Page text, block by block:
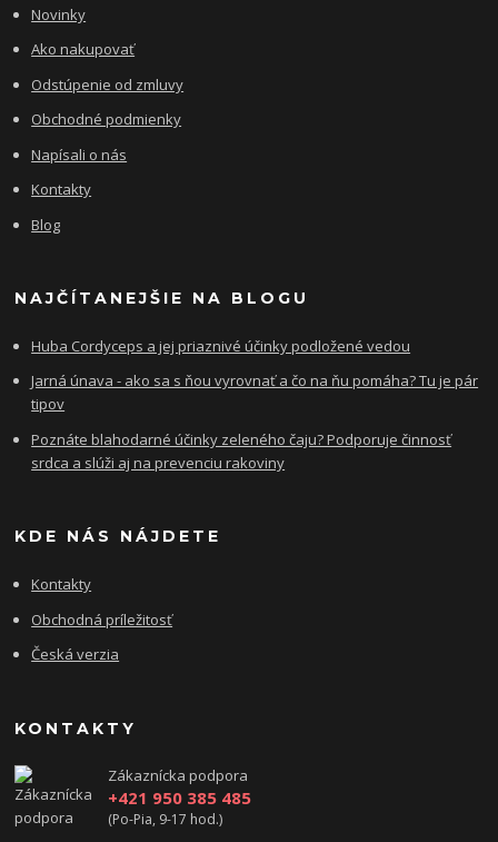
Novinky
Ako nakupovať
Odstúpenie od zmluvy
Obchodné podmienky
Napísali o nás
Kontakty
Blog
NAJČÍTANEJŠIE NA BLOGU
Huba Cordyceps a jej priaznivé účinky podložené vedou
Jarná únava - ako sa s ňou vyrovnať a čo na ňu pomáha? Tu je pár
tipov
Poznáte blahodarné účinky zeleného čaju? Podporuje činnosť
srdca a slúži aj na prevenciu rakoviny
KDE NÁS NÁJDETE
Kontakty
Obchodná príležitosť
Česká verzia
KONTAKTY
Zákaznícka podpora
+421 950 385 485
(Po-Pia, 9-17 hod.)